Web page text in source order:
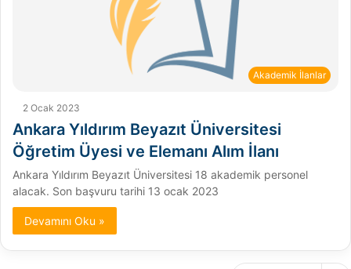
Akademik İlanlar
2 Ocak 2023
Ankara Yıldırım Beyazıt Üniversitesi
Öğretim Üyesi ve Elemanı Alım İlanı
Ankara Yıldırım Beyazıt Üniversitesi 18 akademik personel
alacak. Son başvuru tarihi 13 ocak 2023
Devamını Oku »